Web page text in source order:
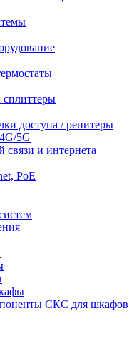
доступа / репитеры
5G
связи и интернета
PoE
СКС для шкафов